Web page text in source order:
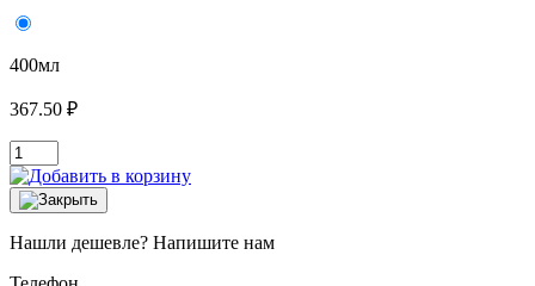
400мл
367.50 ₽
Нашли дешевле? Напишите нам